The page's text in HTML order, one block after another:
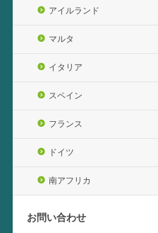
アイルランド
マルタ
イタリア
スペイン
フランス
ドイツ
南アフリカ
お問い合わせ